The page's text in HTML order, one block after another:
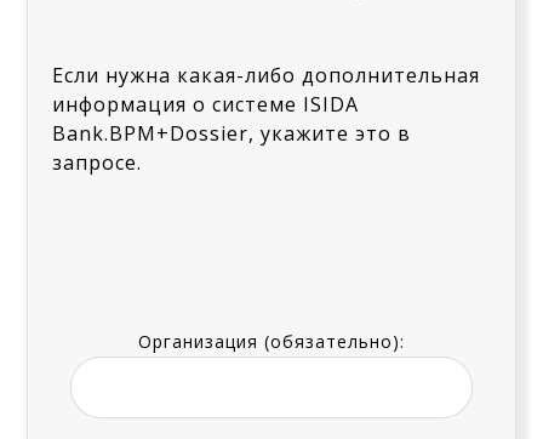
Если нужна какая-либо дополнительная
информация о системе ISIDA
Bank.BPM+Dossier, укажите это в
запросе.
Организация (обязательно):